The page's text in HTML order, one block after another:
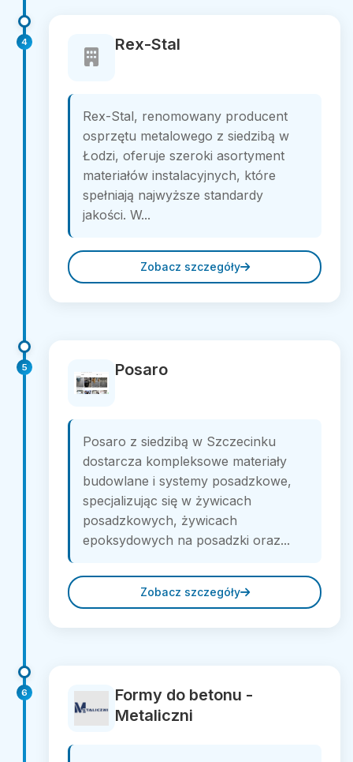
4 Rex-Stal
Rex-Stal, renomowany producent
osprzętu metalowego z siedzibą w
Łodzi, oferuje szeroki asortyment
materiałów instalacyjnych, które
spełniają najwyższe standardy
jakości. W...
Zobacz szczegóły
5 Posaro
Posaro z siedzibą w Szczecinku
dostarcza kompleksowe materiały
budowlane i systemy posadzkowe,
specjalizując się w żywicach
posadzkowych, żywicach
epoksydowych na posadzki oraz...
Zobacz szczegóły
6
Formy do betonu -
Metaliczni